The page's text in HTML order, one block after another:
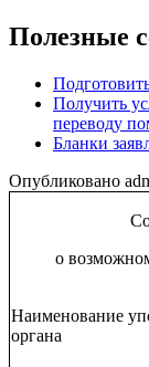
Полезные
Получить
переводу
Бланки
Опубликовано
о
Наименование
органа